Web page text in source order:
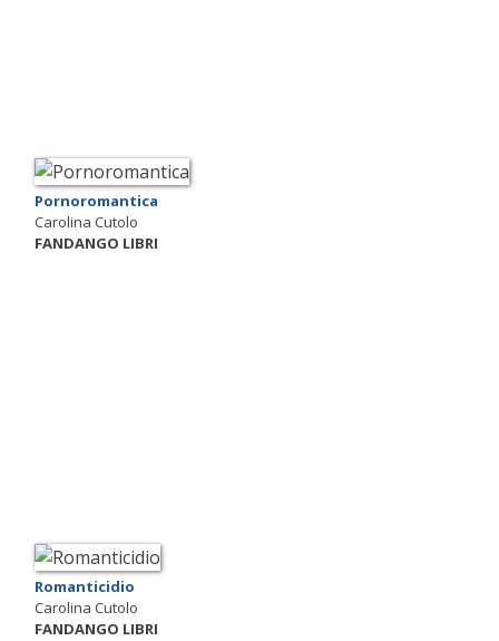
Pornoromantica
Carolina Cutolo
FANDANGO LIBRI
Romanticidio
Carolina Cutolo
FANDANGO LIBRI